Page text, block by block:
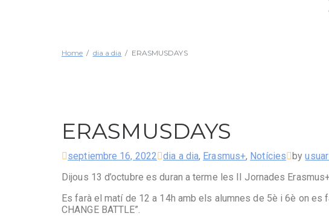
Home dia a dia ERASMUSDAYS
ERASMUSDAYS
septiembre 16, 2022 dia a dia, Erasmus+, Notícies by
Dijous 13 d’octubre es duran a terme les II Jornades
Es farà el matí de 12 a 14h amb els alumnes de 5è i 6è on es
CHANGE BATTLE”.